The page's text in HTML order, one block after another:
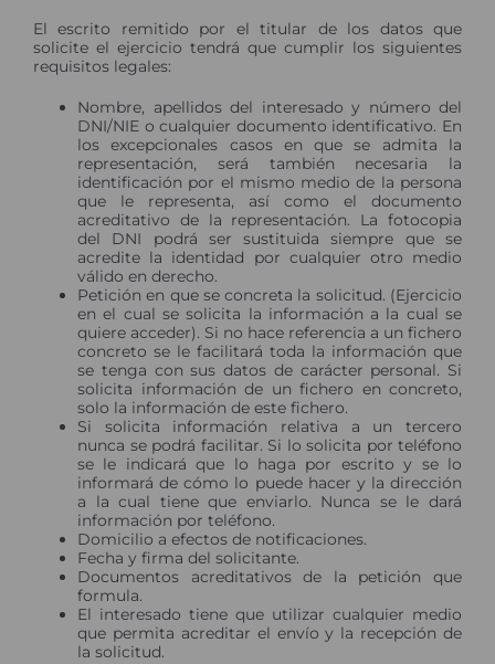
El escrito remitido por el titular de los datos que
solicite el ejercicio tendrá que cumplir los siguientes
requisitos legales:
Nombre, apellidos del interesado y número del
DNI/NIE o cualquier documento identificativo. En
los excepcionales casos en que se admita la
representación, será también necesaria la
identificación por el mismo medio de la persona
que le representa, así como el documento
acreditativo de la representación. La fotocopia
del DNI podrá ser sustituida siempre que se
acredite la identidad por cualquier otro medio
válido en derecho.
Petición en que se concreta la solicitud. (Ejercicio
en el cual se solicita la información a la cual se
quiere acceder). Si no hace referencia a un fichero
concreto se le facilitará toda la información que
se tenga con sus datos de carácter personal. Si
solicita información de un fichero en concreto,
solo la información de este fichero.
Si solicita información relativa a un tercero
nunca se podrá facilitar. Si lo solicita por teléfono
se le indicará que lo haga por escrito y se lo
informará de cómo lo puede hacer y la dirección
a la cual tiene que enviarlo. Nunca se le dará
información por teléfono.
Domicilio a efectos de notificaciones.
Fecha y firma del solicitante.
Documentos acreditativos de la petición que
formula.
El interesado tiene que utilizar cualquier medio
que permita acreditar el envío y la recepción de
la solicitud.